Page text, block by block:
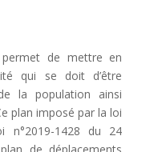
permet de mettre en
qui se doit d’être
la population ainsi
plan imposé par la loi
n°2019-1428 du 24